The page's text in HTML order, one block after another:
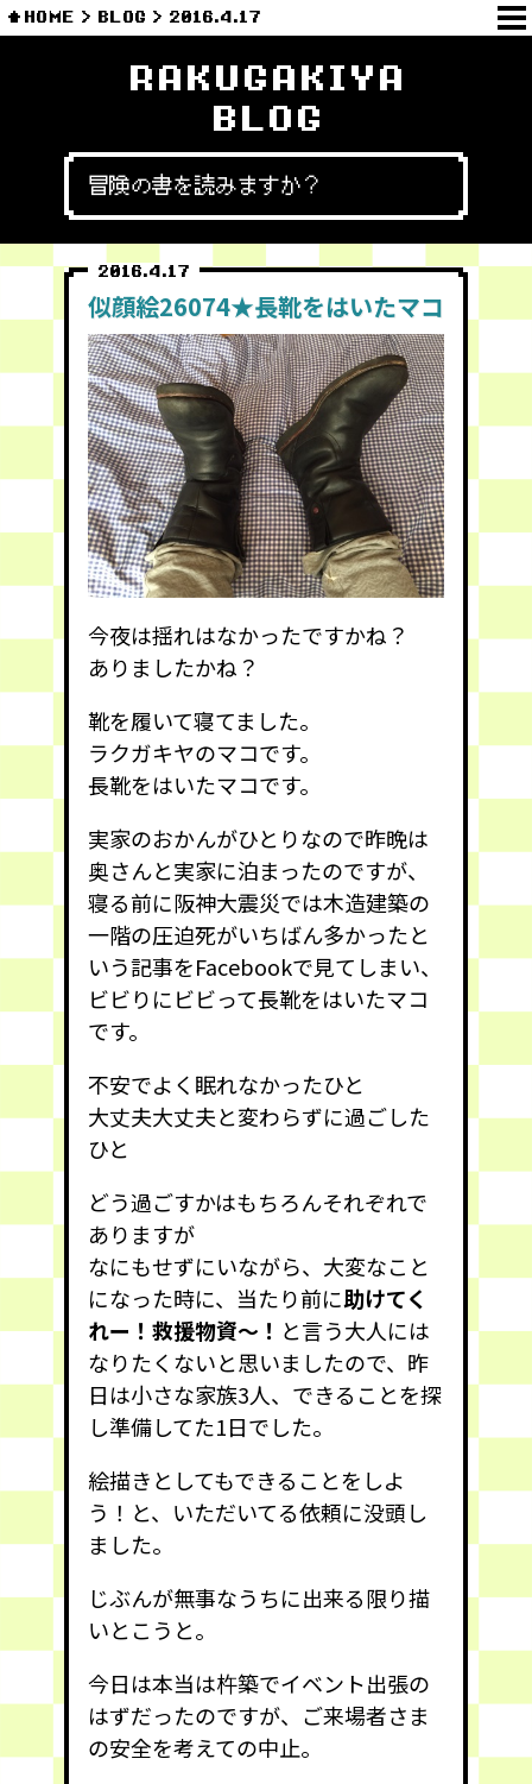
HOME BLOG 2016.4.17
RAKUGAKIYA
BLOG
冒険の書を読みますか？
2016.4.17
似顔絵26074★長靴をはいたマコ
今夜は揺れはなかったですかね？
ありましたかね？
靴を履いて寝てました。
ラクガキヤのマコです。
長靴をはいたマコです。
実家のおかんがひとりなので昨晩は
奥さんと実家に泊まったのですが、
寝る前に阪神大震災では木造建築の
一階の圧迫死がいちばん多かったと
いう記事をFacebookで見てしまい、
ビビりにビビって長靴をはいたマコ
です。
不安でよく眠れなかったひと
大丈夫大丈夫と変わらずに過ごした
ひと
どう過ごすかはもちろんそれぞれで
ありますが
なにもせずにいながら、大変なこと
になった時に、当たり前に助けてく
れー！救援物資～！ と言う大人には
なりたくないと思いましたので、昨
日は小さな家族3人、できることを探
し準備してた1日でした。
絵描きとしてもできることをしよ
う！と、いただいてる依頼に没頭し
ました。
じぶんが無事なうちに出来る限り描
いとこうと。
今日は本当は杵築でイベント出張の
はずだったのですが、ご来場者さま
の安全を考えての中止。